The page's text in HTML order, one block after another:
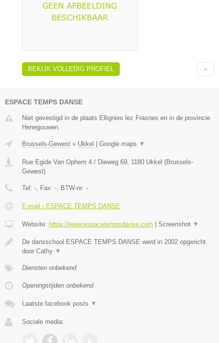
BEKIJK VOLLEDIG PROFIEL
ESPACE TEMPS DANSE
Niet gevestigd in de plaats Ellignies lez Frasnes en in de provincie
Henegouwen.
Brussels-Gewest » Ukkel | Google maps ▼
Rue Egide Van Ophem 4 / Dieweg 69 1180 Ukkel (Brussels-
Gewest)
Tel: - , Fax: - , BTW-nr: -
E-mail › ESPACE TEMPS DANSE
Website: https://www.espacetempsdanse.com | Screenshot ▼
De dansschool ESPACE TEMPS DANSE werd in 2002 opgericht
door Cathy ▼
Diensten onbekend
Openingstijden onbekend
Laatste facebook posts ▼
Sociale media: